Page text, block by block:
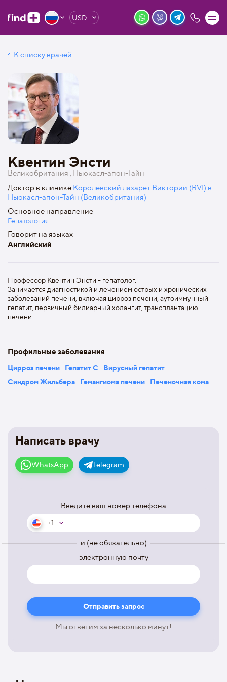
USD
К списку врачей
Написать врачу
WhatsApp Telegram
Введите ваш номер телефона
+1
и (не обязательно)
электронную почту
Мы ответим за несколько минут!
Квентин Энсти
Великобритания , Ньюкасл-апон-Тайн
Доктор в клинике Королевский лазарет Виктории (RVI) в
Ньюкасл-апон-Тайн (Великобритания)
Основное направление
Гепатология
Говорит на языках
Английский
Профессор Квентин Энсти - гепатолог.
Занимается диагностикой и лечением острых и хронических
заболеваний печени, включая цирроз печени, аутоиммунный
гепатит, первичный билиарный холангит, трансплантацию
печени.
Профильные заболевания
Цирроз печени Гепатит С
Вирусный гепатит
Синдром Жильбера
Гемангиома печени Печеночная кома